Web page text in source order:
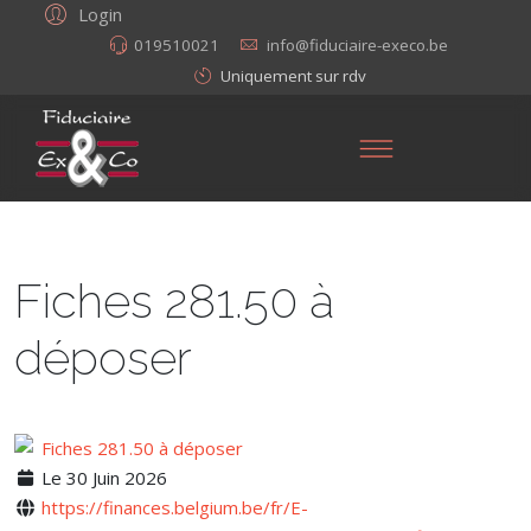
Login
019510021
info@fiduciaire-execo.be
Uniquement sur rdv
Fiches 281.50 à
déposer
Le 30 Juin 2026
https://finances.belgium.be/fr/E-